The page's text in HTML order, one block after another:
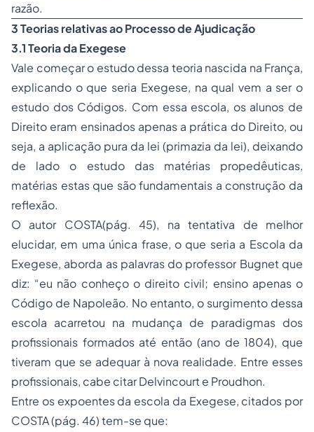
razão.
3 Teorias relativas ao Processo de Ajudicação
3.1 Teoria da Exegese
Vale começar o estudo dessa teoria nascida na França,
explicando o que seria Exegese, na qual vem a ser o
estudo dos Códigos. Com essa escola, os alunos de
Direito eram ensinados apenas a prática do Direito, ou
seja, a aplicação pura da lei (primazia da lei), deixando
de lado o estudo das matérias propedêuticas,
matérias estas que são fundamentais a construção da
reflexão.
O autor COSTA(pág. 45), na tentativa de melhor
elucidar, em uma única frase, o que seria a Escola da
Exegese, aborda as palavras do professor Bugnet que
diz: “eu não conheço o direito civil; ensino apenas o
Código de Napoleão. No entanto, o surgimento dessa
escola acarretou na mudança de paradigmas dos
profissionais formados até então (ano de 1804), que
tiveram que se adequar à nova realidade. Entre esses
profissionais, cabe citar Delvincourt e Proudhon.
Entre os expoentes da escola da Exegese, citados por
COSTA (pág. 46) tem-se que: